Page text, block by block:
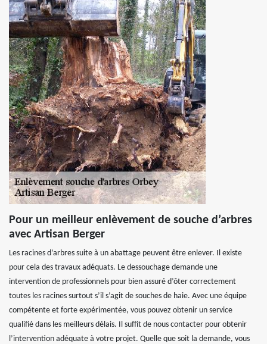
Pour un meilleur enlèvement de souche d’arbres
avec Artisan Berger
Les racines d’arbres suite à un abattage peuvent être enlever. Il existe
pour cela des travaux adéquats. Le dessouchage demande une
intervention de professionnels pour bien assuré d’ôter correctement
toutes les racines surtout s’il s’agit de souches de haie. Avec une équipe
compétente et forte expérimentée, vous pouvez obtenir un service
qualifié dans les meilleurs délais. Il suffit de nous contacter pour obtenir
l’intervention adéquate à votre projet. Quelle que soit la demande, vous